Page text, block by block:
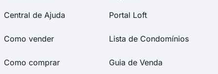
Central de Ajuda
Como vender
Como comprar
Portal Loft
Lista de Condomínios
Guia de Venda